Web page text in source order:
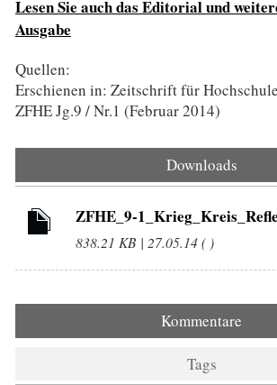
Lesen Sie auch das Editorial und
Ausgabe
Quellen:
Erschienen in: Zeitschrift für
ZFHE Jg.9 / Nr.1 (Februar 2014)
Downloads
ZFHE_9-
838.21 KB | 27.05.14 ( )
Kommentare
Tags